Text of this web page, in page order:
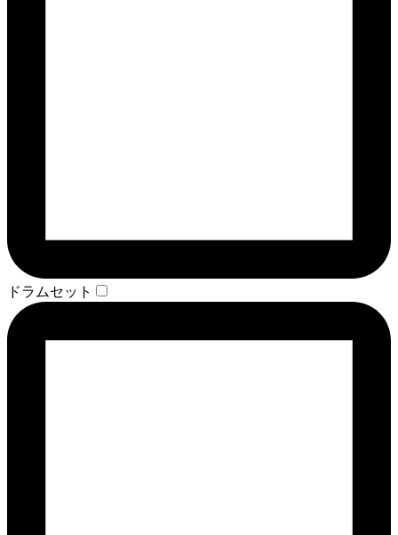
ドラムセット